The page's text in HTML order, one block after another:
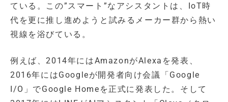
ている。この”スマート”なアシスタントは、IoT時
代を更に推し進めようと試みるメーカー群から熱い
視線を浴びている。
例えば、2014年にはAmazonがAlexaを発表、
2016年にはGoogleが開発者向け会議「Google
I/O」でGoogle Homeを正式に発表した。そして